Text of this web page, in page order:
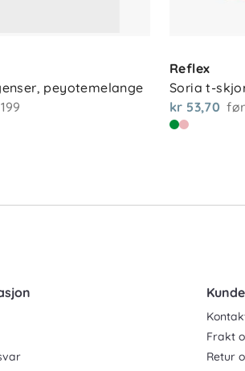
peyotemelange
Reflex
Soria t-
kr 53,70 før
Frakt
Retur